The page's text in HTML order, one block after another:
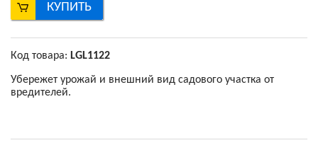
КУПИТЬ
Код товара: LGL1122
Убережет урожай и внешний вид садового участка от
вредителей.